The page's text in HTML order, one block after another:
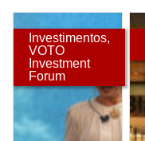
Investimentos,
VOTO
Investment
Forum